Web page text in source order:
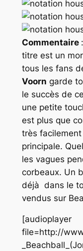
Commentaire
titre est un
tous les fans
Voorn garde
le succès de
une petite
est plus que
très
principale.
les vagues
corbeaux. Un
déjà dans le
vendus sur
[audioplayer
file=http://